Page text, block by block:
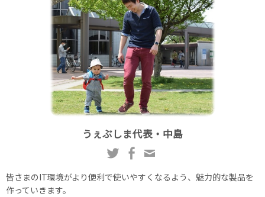
うぇぶしま代表・中島
皆さまのIT環境がより便利で使いやすくなるよう、魅力的な製品を
作っていきます。